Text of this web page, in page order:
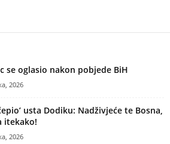
se oglasio nakon pobjede BiH
2026
usta Dodiku: Nadživjeće te Bosna,
itekako!
2026